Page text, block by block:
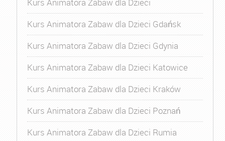
Kurs Animatora Zabaw dla Dzieci Gdańsk
Kurs Animatora Zabaw dla Dzieci Gdynia
Kurs Animatora Zabaw dla Dzieci Katowice
Kurs Animatora Zabaw dla Dzieci Kraków
Kurs Animatora Zabaw dla Dzieci Poznań
Kurs Animatora Zabaw dla Dzieci Rumia